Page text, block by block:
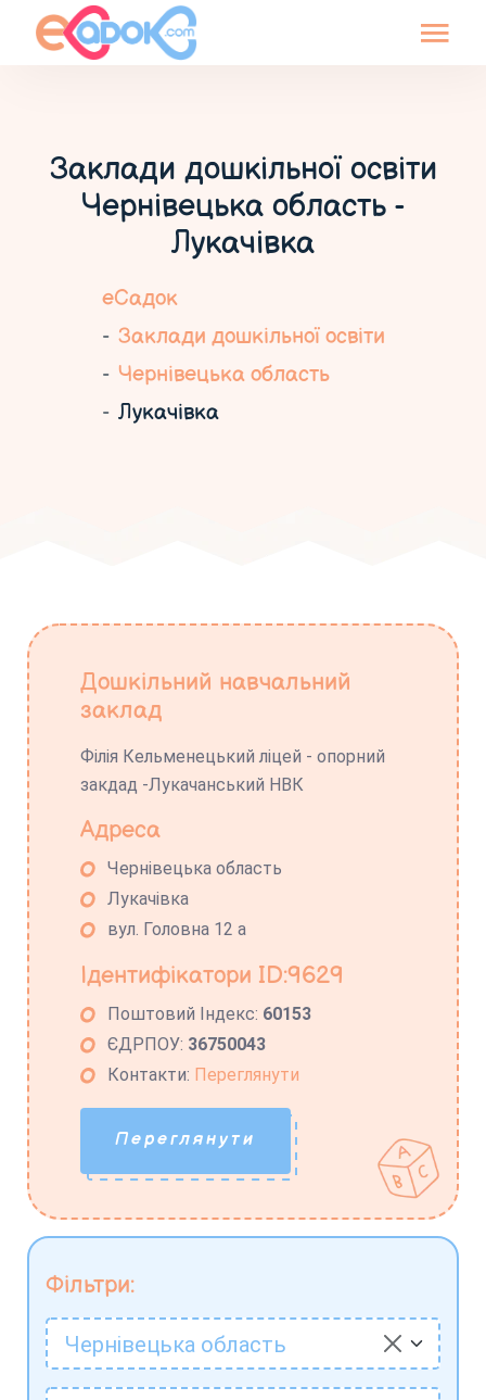
Заклади дошкільної освіти
Чернівецька область -
Лукачівка
еСадок
Заклади дошкільної освіти
Чернівецька область
Лукачівка
Фільтри:
Чернівецька область
Дошкільний навчальний
заклад
Філія Кельменецький ліцей - опорний
закдад -Лукачанський НВК
Адреса
Чернівецька область
Лукачівка
вул. Головна 12 а
Ідентифікатори ID:9629
Поштовий Індекс: 60153
ЄДРПОУ: 36750043
Контакти: Переглянути
Переглянути